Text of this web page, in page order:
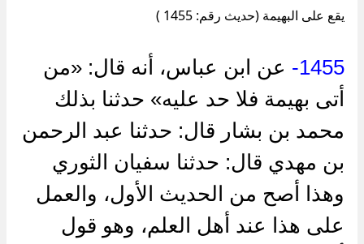
يقع على البهيمة (حديث رقم: 1455 )
1455-
عن ابن عباس، أنه قال: «من
أتى بهيمة فلا حد عليه» حدثنا بذلك
محمد بن بشار قال: حدثنا عبد الرحمن
بن مهدي قال: حدثنا سفيان الثوري
وهذا أصح من الحديث الأول، والعمل
على هذا عند أهل العلم، وهو قول